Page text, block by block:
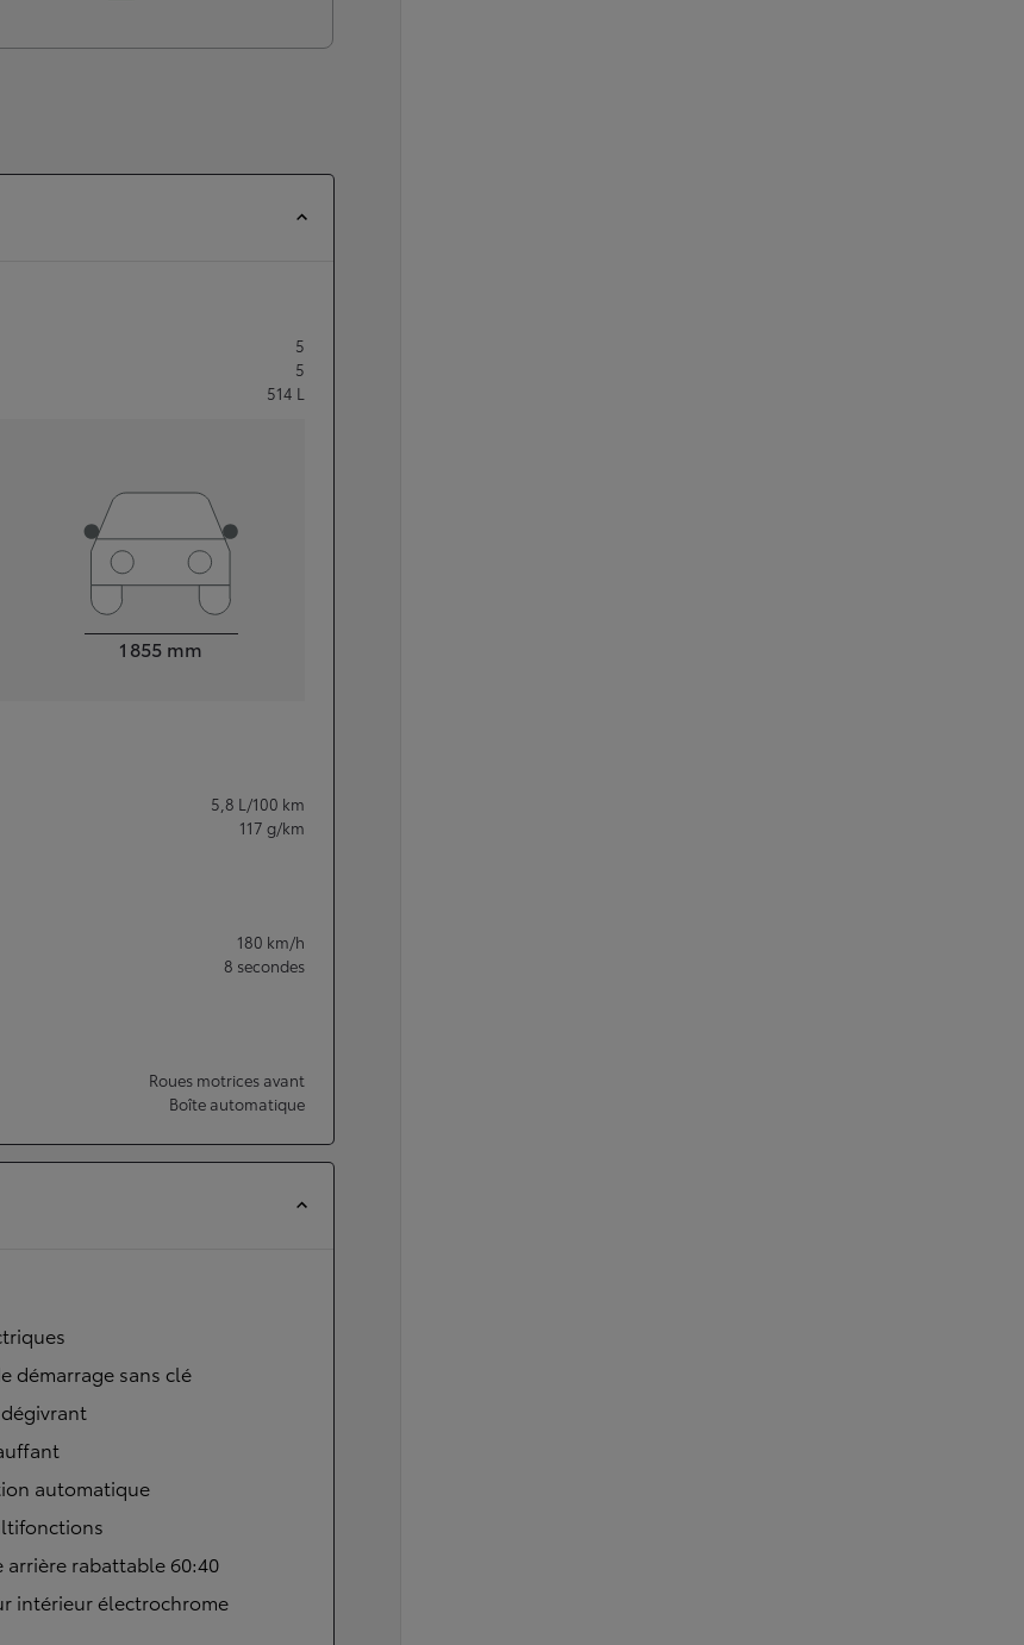
5
5
514 L
1 855 mm
5,8 L/100 km
117 g/km
180 km/h
8 secondes
Roues motrices avant
Boîte automatique
démarrage sans clé
automatique
arrière rabattable 60:40
intérieur électrochrome